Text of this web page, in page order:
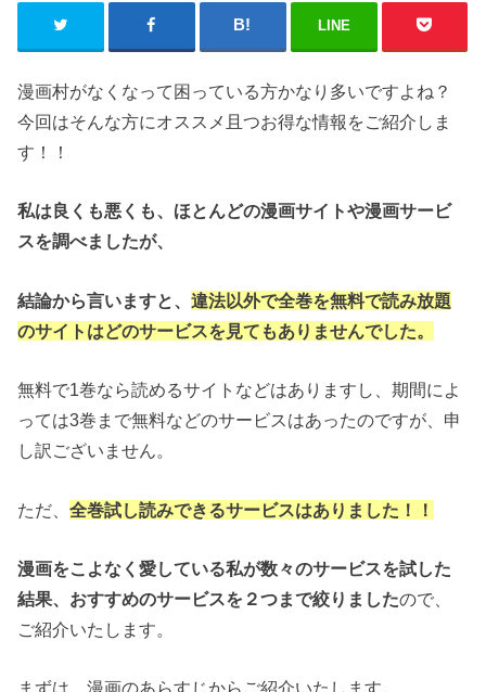
LINE
漫画村がなくなって困っている方かなり多いですよね？
今回はそんな方にオススメ且つお得な情報をご紹介しま
す！！
私は良くも悪くも、ほとんどの漫画サイトや漫画サービ
スを調べましたが、
結論から言いますと、違法以外で全巻を無料で読み放題
のサイトはどのサービスを見てもありませんでした。
無料で1巻なら読めるサイトなどはありますし、期間によ
っては3巻まで無料などのサービスはあったのですが、申
し訳ございません。
ただ、全巻試し読みできるサービスはありました！！
漫画をこよなく愛している私が数々のサービスを試した
結果、おすすめのサービスを２つまで絞りましたので、
ご紹介いたします。
まずは、漫画のあらすじからご紹介いたします。